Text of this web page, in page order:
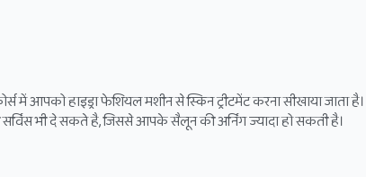
में आपको हाइड्रा फेशियल मशीन से स्किन ट्रीटमेंट करना सीखाया जाता है।
भी दे सकते है, जिससे आपके सैलून की अर्निंग ज्यादा हो सकती है।